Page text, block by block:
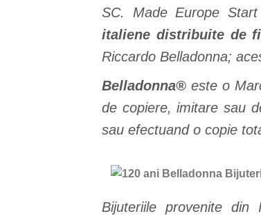
SC. Made Europe
italiene distribuite de
Riccardo Belladonna;
Belladonna®este o
de copiere, imitare sau
sau efectuand o copie
Bijuteriile provenite din